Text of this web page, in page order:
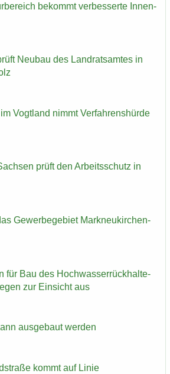
be­kommt ver­bes­ser­te In­nen­
Neu­bau des Land­rats­am­tes in
Vogt­land nimmt Ver­fah­rens­hür­de
prüft den Ar­beits­schutz in
Ge­wer­be­ge­biet Markneukirchen-​
für Bau des Hoch­was­ser­rück­hal­te­
zur Ein­sicht aus
aus­ge­baut wer­den
kommt auf Linie